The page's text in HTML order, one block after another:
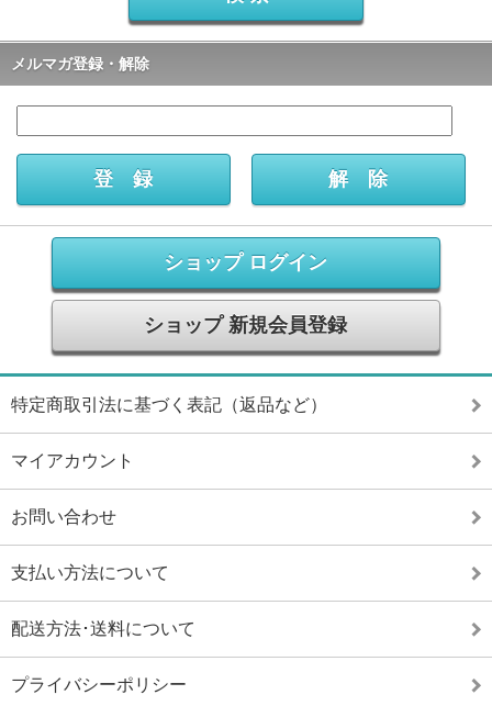
メルマガ登録・解除
ショップ ログイン
ショップ 新規会員登録
特定商取引法に基づく表記（返品など）
マイアカウント
お問い合わせ
支払い方法について
配送方法･送料について
プライバシーポリシー